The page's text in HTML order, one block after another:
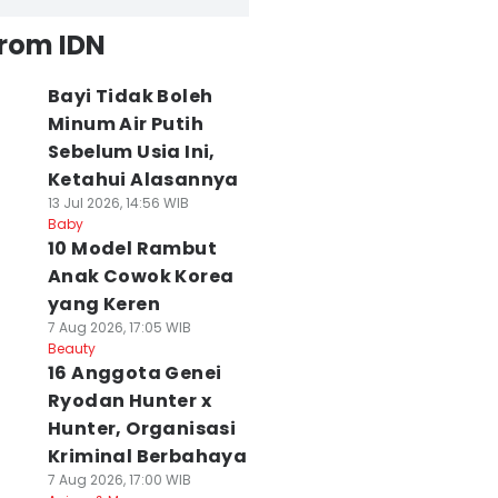
IDN
Bayi Tidak Boleh
Minum Air Putih
Sebelum Usia Ini,
Ketahui Alasannya
13 Jul 2026, 14:56 WIB
Baby
10 Model Rambut
Anak Cowok Korea
yang Keren
7 Aug 2026, 17:05 WIB
Beauty
16 Anggota Genei
Ryodan Hunter x
Hunter, Organisasi
Kriminal Berbahaya
7 Aug 2026, 17:00 WIB